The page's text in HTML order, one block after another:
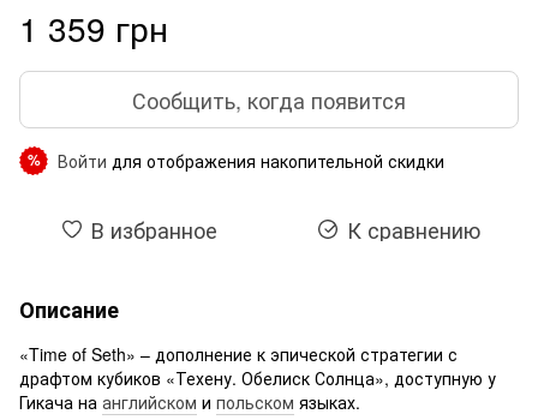
1 359 грн
Сообщить, когда появится
% Войти для отображения накопительной скидки
В избранное К сравнению
Описание
«Time of Seth» – дополнение к эпической стратегии с
драфтом кубиков «Техену. Обелиск Солнца», доступную у
Гикача на английском и польском языках.